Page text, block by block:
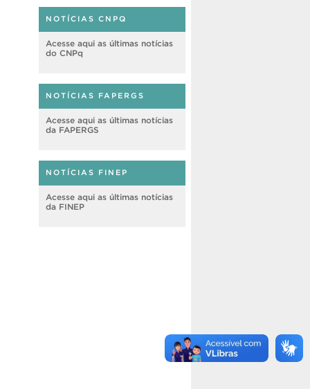
NOTÍCIAS CNPQ
Acesse aqui as últimas notícias
do CNPq
NOTÍCIAS FAPERGS
Acesse aqui as últimas notícias
da FAPERGS
NOTÍCIAS FINEP
Acesse aqui as últimas notícias
da FINEP